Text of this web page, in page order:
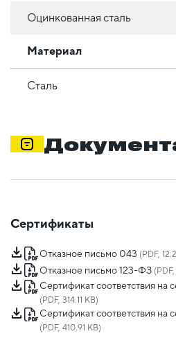
Оцинкованная сталь
Материал
Сталь
Сертификаты
Отказное письмо 043 (PDF,
Отказное письмо 123-ФЗ
Сертификат соответствия на
(PDF, 314.11 KB)
Сертификат соответствия на
(PDF, 410.91 KB)